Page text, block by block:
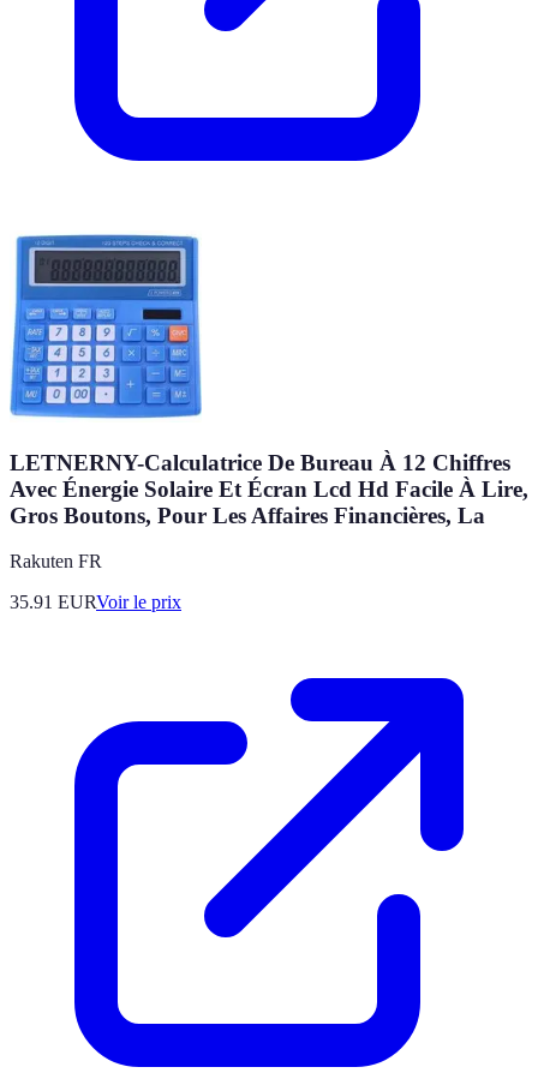
LETNERNY-Calculatrice De Bureau À 12 Chiffres
Avec Énergie Solaire Et Écran Lcd Hd Facile À Lire,
Gros Boutons, Pour Les Affaires Financières, La
Rakuten FR
35.91 EURVoir le prix